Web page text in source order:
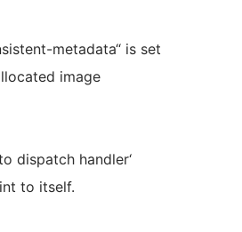
metadata“ is set
image
dispatch handler‘
to itself.